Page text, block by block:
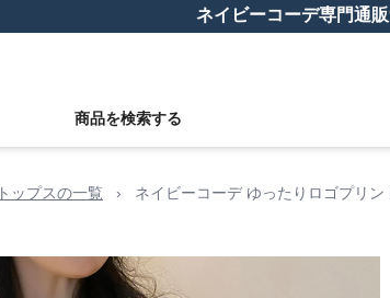
ネイビーコーデ専門通
商品を検索する
トップスの一覧 › ネイビーコーデ ゆったりロゴプリ